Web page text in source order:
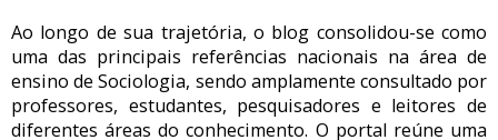
Ao longo de sua trajetória, o blog consolidou-se como
uma das principais referências nacionais na área de
ensino de Sociologia, sendo amplamente consultado por
professores, estudantes, pesquisadores e leitores de
diferentes áreas do conhecimento. O portal reúne uma